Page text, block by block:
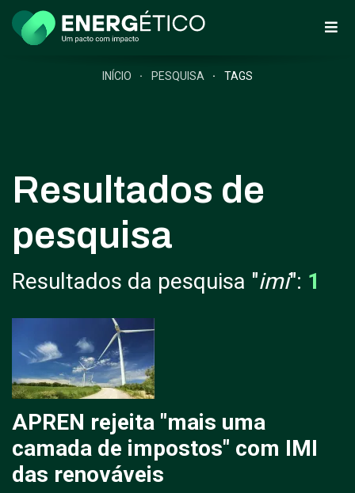
INÍCIO PESQUISA TAGS
Resultados de
pesquisa
Resultados da pesquisa "imi": 1
APREN rejeita "mais uma
camada de impostos" com IMI
das renováveis